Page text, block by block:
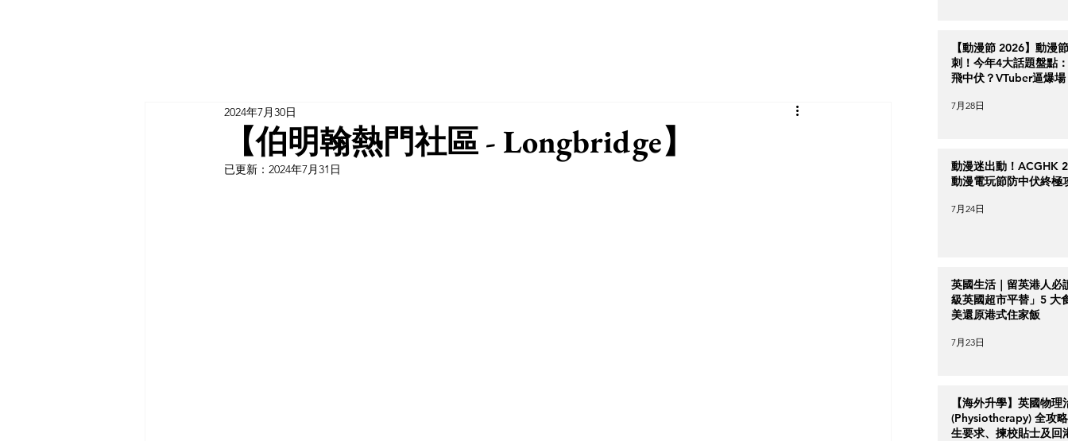
【伯明翰熱門社區 - Longbridge】
2024年7月30日
已更新： 2024年7月31日
【動漫節 2026】動漫
刺！今年4大話題盤點
飛中伏？VTuber逼爆場
7月28日
動漫迷出動！ACGHK
動漫電玩節防中伏終極
7月24日
英國生活｜留英港人必
級英國超市平替」5 大
美還原港式住家飯
7月23日
【海外升學】英國物理
(Physiotherapy) 全攻
生要求、揀校貼士及回